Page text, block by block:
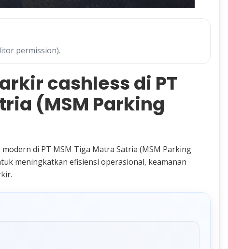
permission).
cashless di PT
(MSM Parking
di PT MSM Tiga Matra Satria (MSM Parking
meningkatkan efisiensi operasional, keamanan